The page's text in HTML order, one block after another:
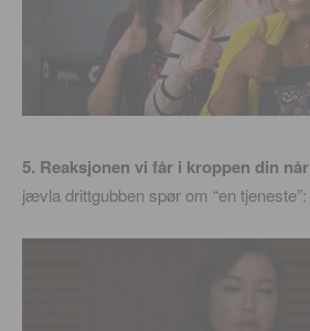
5. Reaksjonen vi får i kroppen din når
jævla drittgubben spør om “en tjeneste”: